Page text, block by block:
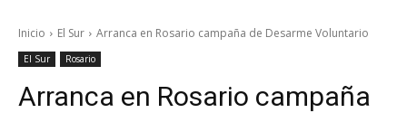
Inicio El Sur Arranca en Rosario campaña de Desarme Voluntario
El Sur Rosario
Arranca en Rosario campaña